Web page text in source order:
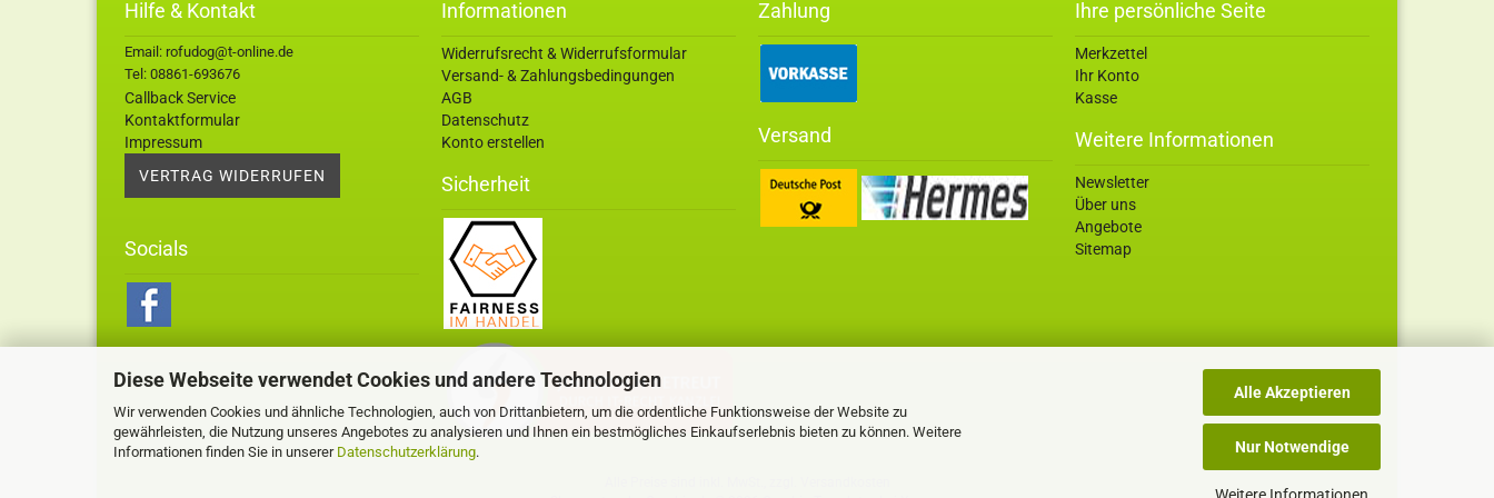
Diese Webseite verwendet Cookies und andere Technologien
Wir verwenden Cookies und ähnliche Technologien, auch von Drittanbietern, um die ordentliche Funktionsweise der Website zu
gewährleisten, die Nutzung unseres Angebotes zu analysieren und Ihnen ein bestmögliches Einkaufserlebnis bieten zu können. Weitere
Informationen finden Sie in unserer Datenschutzerklärung.
Alle Akzeptieren
Nur Notwendige
Weitere Informationen
Hilfe & Kontakt
Email: rofudog@t-online.de
Tel: 08861-693676
Callback Service
Kontaktformular
Impressum
VERTRAG WIDERRUFEN
Socials
Informationen
Widerrufsrecht & Widerrufsformular
Versand- & Zahlungsbedingungen
AGB
Datenschutz
Konto erstellen
Sicherheit
Zahlung
Versand
Ihre persönliche Seite
Merkzettel
Ihr Konto
Kasse
Weitere Informationen
Newsletter
Über uns
Angebote
Sitemap